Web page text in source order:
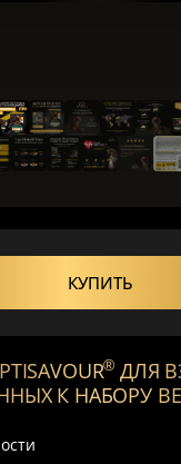
КУПИТЬ
® ДЛЯ
К НАБОРУ